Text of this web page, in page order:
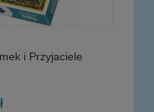
i Przyjaciele